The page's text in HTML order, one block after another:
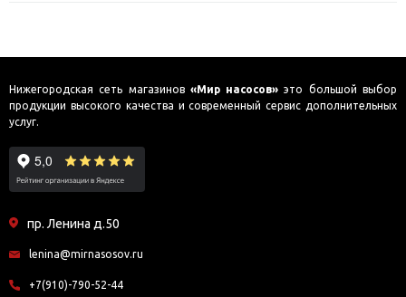
Нижегородская сеть магазинов «Мир насосов» это большой выбор
продукции высокого качества и современный сервис дополнительных
услуг.
пр. Ленина д.50
lenina@mirnasosov.ru
+7(910)-790-52-44